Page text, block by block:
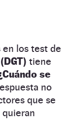
en los test de
tiene
se
no
que se